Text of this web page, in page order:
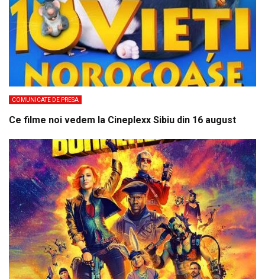
COMUNICATE DE PRESA
Ce filme noi vedem la Cineplexx Sibiu din 16 august